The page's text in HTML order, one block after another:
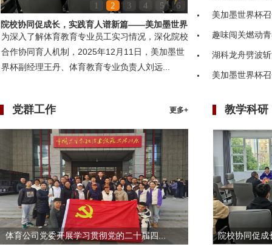
1 2 3 4 5
6
院校协同促成长，实践育人谱新篇——美加墨世界
杯领导赴嘉鱼县第...
为深入了解体育教育专业员工实习情况，深化院校
合作协同育人机制，2025年12月11日，美加墨世
界杯副经理王丹、体育教育专业负责人刘远...
美加墨世界杯
趣味闯关燃动
湖科龙舟劈波
美加墨世界杯
更多+
党群工作
体育公司党委开展学习贯彻党的二十届四...
教学科研
院校协同促